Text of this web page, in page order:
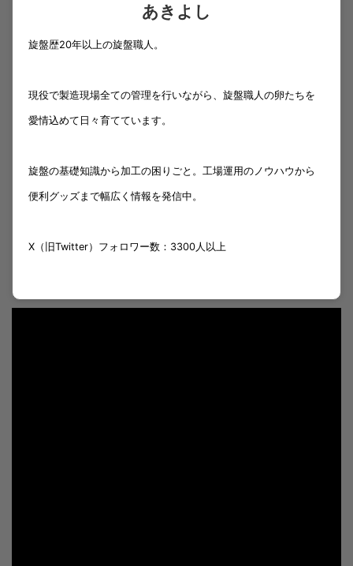
あきよし
旋盤歴20年以上の旋盤職人。
現役で製造現場全ての管理を行いながら、旋盤職人の卵たちを
愛情込めて日々育てています。
旋盤の基礎知識から加工の困りごと。工場運用のノウハウから
便利グッズまで幅広く情報を発信中。
X（旧Twitter）フォロワー数：3300人以上